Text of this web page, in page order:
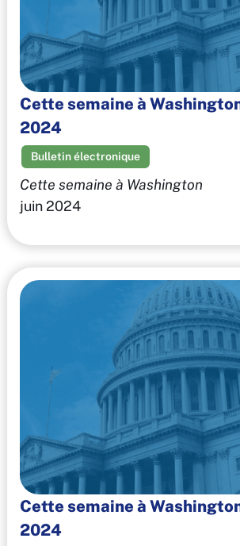
Cette semaine à
2024
Bulletin électronique
Cette semaine à Washington
juin 2024
Cette semaine à
2024